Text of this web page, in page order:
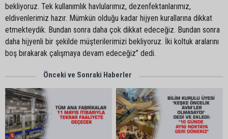
bekliyoruz. Tek kullanımlık havlularımız, dezenfektanlarımız,
eldivenlerimiz hazır. Mümkün olduğu kadar hijyen kurallarına dikkat
etmekteydik. Bundan sonra daha çok dikkat edeceğiz. Bundan sonra
daha hijyenli bir şekilde müşterilerimizi bekliyoruz. İki koltuk aralarını
boş bırakarak çalışmaya devam edeceğiz” dedi.
Önceki ve Sonraki Haberler